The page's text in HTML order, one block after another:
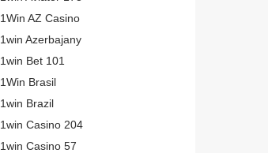
1Win AZ Casino
1win Azerbajany
1win Bet 101
1Win Brasil
1win Brazil
1win Casino 204
1win Casino 57